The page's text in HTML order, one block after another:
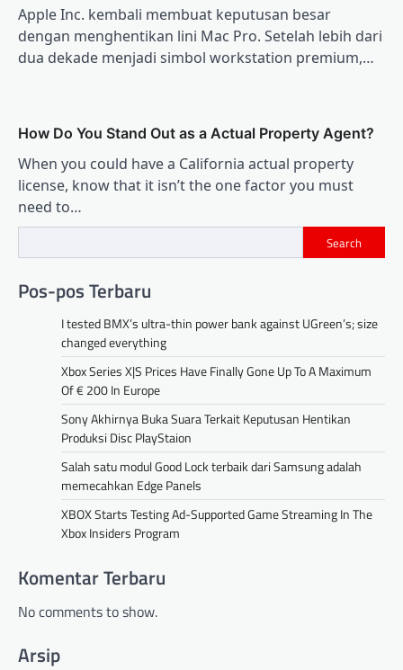
Apple Inc. kembali membuat keputusan besar
dengan menghentikan lini Mac Pro. Setelah lebih dari
dua dekade menjadi simbol workstation premium,…
How Do You Stand Out as a Actual Property Agent?
When you could have a California actual property
license, know that it isn’t the one factor you must
need to…
Search
Pos-pos Terbaru
I tested BMX’s ultra-thin power bank against UGreen’s; size
changed everything
Xbox Series X|S Prices Have Finally Gone Up To A Maximum
Of € 200 In Europe
Sony Akhirnya Buka Suara Terkait Keputusan Hentikan
Produksi Disc PlayStaion
Salah satu modul Good Lock terbaik dari Samsung adalah
memecahkan Edge Panels
XBOX Starts Testing Ad-Supported Game Streaming In The
Xbox Insiders Program
Komentar Terbaru
No comments to show.
Arsip